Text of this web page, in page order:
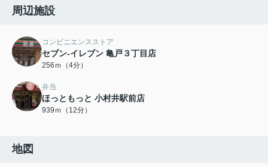
周辺施設
コンビニエンスストア
セブン-イレブン 亀戸３丁目店
256ｍ（4分）
弁当
ほっともっと 小村井駅前店
939ｍ（12分）
地図